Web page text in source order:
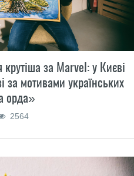
крутіша за Marvel: у Києві
за мотивами українських
орда»
2564